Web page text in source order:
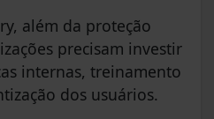
além da proteção
precisam investir
internas, treinamento
dos usuários.